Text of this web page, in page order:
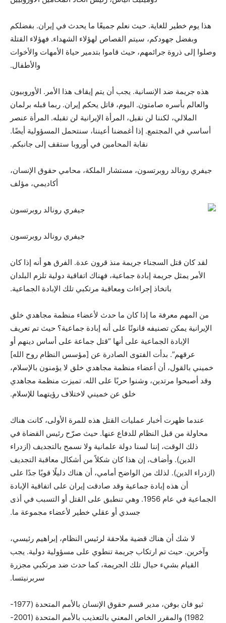
هذا يوم خطير للغاية. حيث نعلم جميعًا ما يحدث في إيران. بفضلكم
وبفضل جهودكم، سيتم القصاص لهؤلاء الشهداء. فهؤلاء القتلة
وصلوا إلى ذروة جرائمهم، حيث قاموا بتدمير حياة الأمهات والأخوات
والأطفال.
هذه جريمة ضد الإنسانية. يجب أن يتم إيقاف هذا الأمر. الأوروبيون
والعالم بأسره صامتون. اليوم، قاتل يحكم إيران. ربما قبله برلمان
الملالي، لكننا لن نقبل، المرأة الإيرانية لن تقبله. المرأة عنصر
أساسي في المجتمع. إذا أغمضنا أعيننا، سنتحمل المسؤولية أيضًا.
نقابة المحامين في أوروبا ستقف إلى جانبكم.
جيفري رونالد روبرتسون، مستشار الملكة، محامي حقوق الإنسان،
أكاديمي، مؤلف
جيفري رونالد روبرتسون
لقد كان قتل السجناء جريمة منذ قرون عدة. الفرق هو أنه إذا كان
الأمر يمثل جريمة إبادة جماعية، فهناك اتفاقية دولية تلزم البلدان
باتخاذ إجراءات ومعاقبة مرتكبي تلك الإبادة الجماعية.
من المهم معرفة ما إذا كان ما حدث لأعضاء منظمة مجاهدي خلق
الإيرانية يمكن تصنيفه قانونًا على أنه إبادة جماعية؟ حيث تم تعريف
الإبادة الجماعية على أنها “قتل جماعة على أساس دينهم أو
عرقهم”. بدأت الفتوى الصادرة عن [مؤسس النظام روح الله]
خميني بالقول، أن أعضاء منظمة مجاهدي خلق لا يؤمنون بالإسلام،
وقد أصبحوا مرتدين، وشنوا حربًا على الله. تميزت منظمة مجاهدي
خلق عن خميني لاختلاف رؤيتهما للإسلام.
عندما ظهرت أخبار عمليات القتل هذه للمرة الأولى، كانت هناك
محاولة من قبل النظام للدفاع عنها. حيث صرّح رئيس القضاة في
ذلك الوقت، إننا لسنا دولة علمانية ولا نسمح بالتجديف (ازدراء
الدين). وأضاف، إن هذا كان شكلاً من أشكال معاقبة التجديف
(ازدراء الدين). لذلك من الواضح أمامي، أن هناك دليلًا قويًا جدًا على
أن هذه إبادة جماعية وقد صادقت إيران على اتفاقية الإبادة
الجماعية في عام 1956. وهي تنطبق على القتل أو التسبب في أذى
جسدي أو عقلي خطير لأعضاء مجموعة ما.
لا شك أن هناك قضية ملاحقة لرئيس النظام، إبراهيم رئيسي،
وآخرين. حيث تم ارتكاب جريمة تنطوي على مسؤولية دولية. يجب
القيام بشيء حيال تلك الجريمة، كما حدث ضد مرتكبي مجزرة
سربرنيتسا.
ثيو فان بوفن، مدير قسم حقوق الإنسان بالأمم المتحدة (1977-
1982) والمقرر الخاص المعني بالتعذيب بالأمم المتحدة (2001-